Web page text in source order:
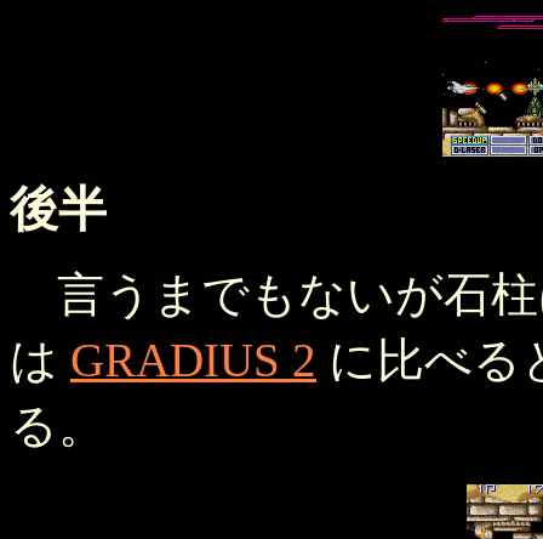
後半
言うまでもないが石
は GRADIUS 2 に比べる
る。